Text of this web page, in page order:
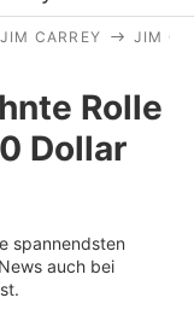
JIM CARREY JIM
Rolle
Dollar
spannendsten
auch bei